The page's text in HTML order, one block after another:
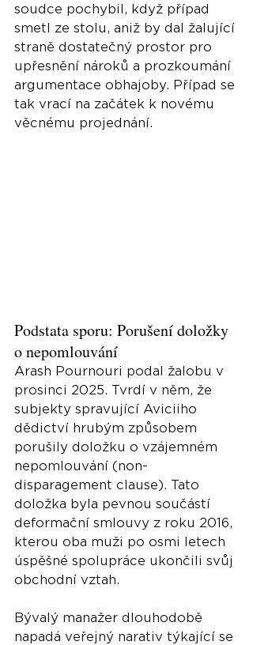
soudce pochybil, když případ
smetl ze stolu, aniž by dal žalující
straně dostatečný prostor pro
upřesnění nároků a prozkoumání
argumentace obhajoby. Případ se
tak vrací na začátek k novému
věcnému projednání.
Podstata sporu: Porušení doložky
o nepomlouvání
Arash Pournouri podal žalobu v
prosinci 2025. Tvrdí v něm, že
subjekty spravující Aviciiho
dědictví hrubým způsobem
porušily doložku o vzájemném
nepomlouvání (non-
disparagement clause). Tato
doložka byla pevnou součástí
deformační smlouvy z roku 2016,
kterou oba muži po osmi letech
úspěšné spolupráce ukončili svůj
obchodní vztah.
Bývalý manažer dlouhodobě
napadá veřejný narativ týkající se